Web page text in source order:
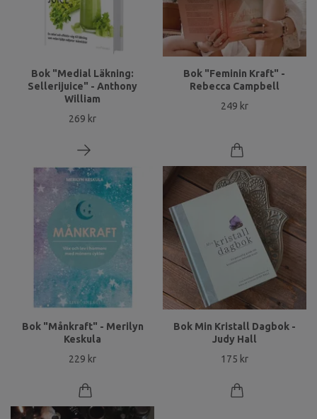
Bok "Medial Läkning:
Sellerijuice" - Anthony
William
269 kr
Bok "Feminin Kraft" -
Rebecca Campbell
249 kr
Bok "Månkraft" - Merilyn
Keskula
229 kr
Bok Min Kristall Dagbok -
Judy Hall
175 kr